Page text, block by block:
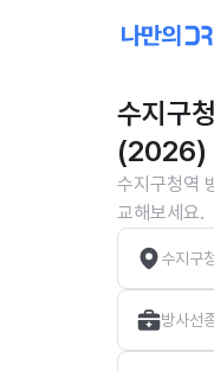
수지구
(2026)
수지구청역
교해보세요.
수지구
방사선